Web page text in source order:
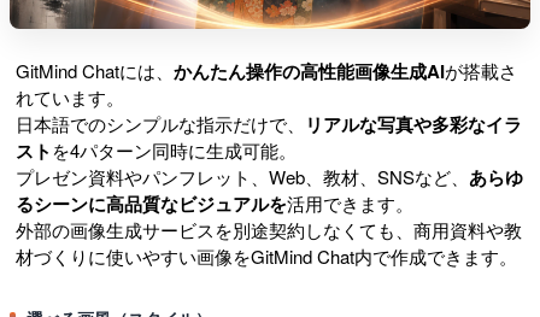
GitMind Chatには、 かんたん操作の高性能画像生成AIが搭載さ
れています。
日本語でのシンプルな指示だけで、
リアルな写真や多彩なイラ
スト を4パターン同時に生成可能。
プレゼン資料やパンフレット、Web、教材、SNSなど、 あらゆ
るシーンに高品質なビジュアルを活用できます。
外部の画像生成サービスを別途契約しなくても、商用資料や教
材づくりに使いやすい画像をGitMind Chat内で作成できます。